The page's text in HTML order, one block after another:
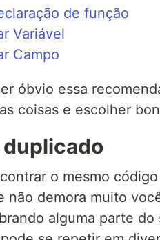
de função
Variável
Campo
óbvio essa
coisas e escolher
o mesmo
não demora muito
alguma parte do